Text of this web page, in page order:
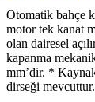
Otomatik bahçe
motor tek kanat
olan dairesel
kapanma
mm’dir. *
dirseği